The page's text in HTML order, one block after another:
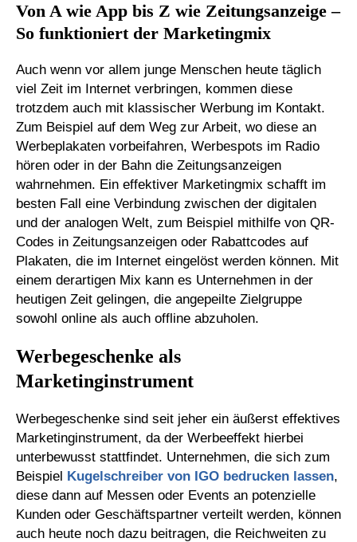
Von A wie App bis Z wie Zeitungsanzeige –
So funktioniert der Marketingmix
Auch wenn vor allem junge Menschen heute täglich
viel Zeit im Internet verbringen, kommen diese
trotzdem auch mit klassischer Werbung im Kontakt.
Zum Beispiel auf dem Weg zur Arbeit, wo diese an
Werbeplakaten vorbeifahren, Werbespots im Radio
hören oder in der Bahn die Zeitungsanzeigen
wahrnehmen. Ein effektiver Marketingmix schafft im
besten Fall eine Verbindung zwischen der digitalen
und der analogen Welt, zum Beispiel mithilfe von QR-
Codes in Zeitungsanzeigen oder Rabattcodes auf
Plakaten, die im Internet eingelöst werden können. Mit
einem derartigen Mix kann es Unternehmen in der
heutigen Zeit gelingen, die angepeilte Zielgruppe
sowohl online als auch offline abzuholen.
Werbegeschenke als
Marketinginstrument
Werbegeschenke sind seit jeher ein äußerst effektives
Marketinginstrument, da der Werbeeffekt hierbei
unterbewusst stattfindet. Unternehmen, die sich zum
Beispiel
Kugelschreiber von IGO bedrucken lassen,
diese dann auf Messen oder Events an potenzielle
Kunden oder Geschäftspartner verteilt werden, können
auch heute noch dazu beitragen, die Reichweiten zu